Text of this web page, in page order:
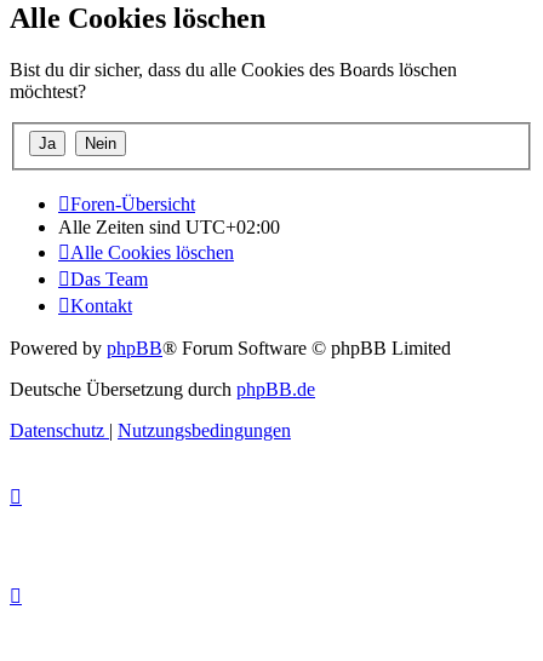
Alle Cookies löschen
Bist du dir sicher, dass du alle Cookies des Boards löschen
möchtest?
Foren-Übersicht
Alle Zeiten sind UTC+02:00
Alle Cookies löschen
Das Team
Kontakt
Powered by phpBB® Forum Software © phpBB Limited
Deutsche Übersetzung durch phpBB.de
Datenschutz | Nutzungsbedingungen